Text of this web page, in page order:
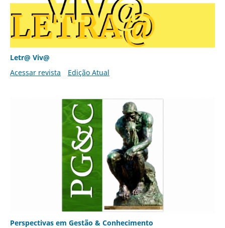
Letr@ Viv@
Acessar revista
Edição Atual
Perspectivas em Gestão & Conhecimento